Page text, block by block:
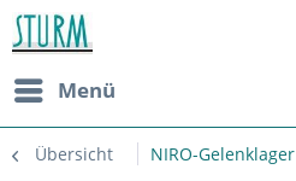
Menü
Übersicht NIRO-Gelenklager